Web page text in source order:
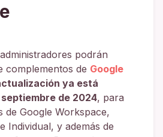
podrán
complementos de Google
ya está
de 2024, para
de Google Workspace,
Individual, y además de